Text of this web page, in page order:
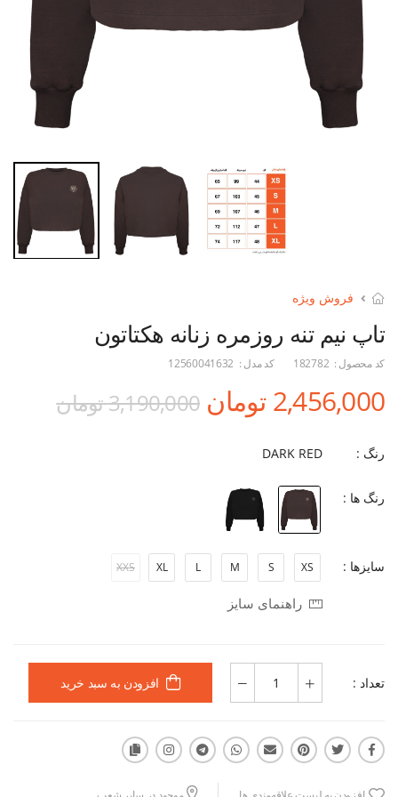
فروش ویژه
تاپ نیم تنه روزمره زنانه هکتاتون
کد محصول : 182782 کد مدل : 12560041632
2,456,000 تومان 3,190,000 تومان
رنگ : DARK RED
رنگ ها :
سایزها : XS
S
M
L
XL
XXS
راهنمای سایز
تعداد : افزودن به سبد خرید